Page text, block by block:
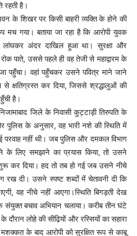
रहती है।
के शिखर पर किसी बाहरी व्यक्ति के होने की
मच गया। बताया जा रहा है कि आरोपी युवक
लांघकर अंदर दाखिल हुआ था। सुरक्षा और
पाते, उससे पहले ही वह तेजी से महाद्वारम के
पहुँचा। वहां पहुँचकर उसने पवित्र माने जाने
क्षतिग्रस्त कर दिया, जिससे श्रद्धालुओं की
है।
जिले के निवासी कुट्टाड़ी तिरुपति के
पुलिस के अनुसार, वह भारी नशे की स्थिति में
नहीं थी। जब पुलिस और दमकल विभाग
के लिए समझाने का प्रयास किया, तो उसने
कर दिया। हद तो तब हो गई जब उसने नीचे
दी। उसने स्पष्ट शब्दों में चेतावनी दी कि
वह नीचे नहीं आएगा।स्थिति बिगड़ती देख
बचाव अभियान चलाया। करीब तीन घंटे
लोहे की सीढ़ियों और रस्सियों का सहारा
के बाद आरोपी को सुरक्षित रूप से काबू